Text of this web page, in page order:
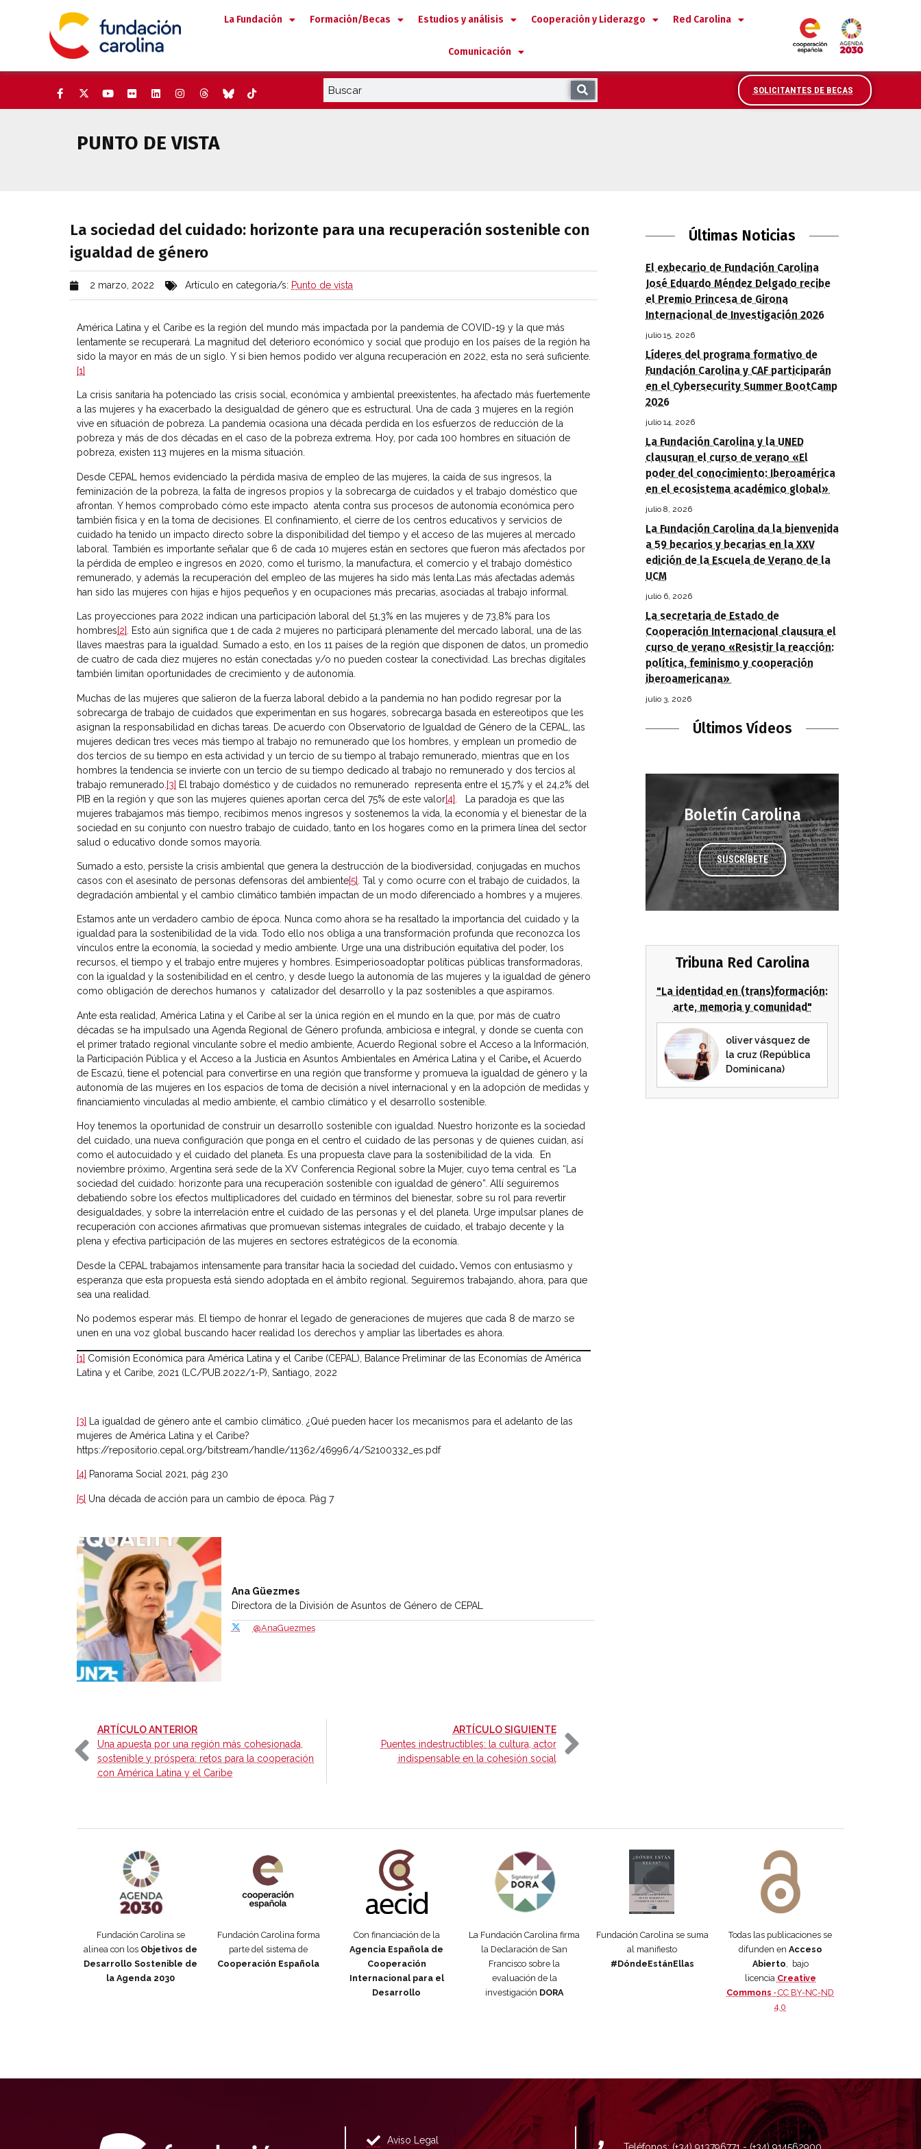
La Fundación Formación/Becas Estudios y análisis Cooperación y Liderazgo Red Carolina
Comunicación
SOLICITANTES DE BECAS
PUNTO DE VISTA
La sociedad del cuidado: horizonte para una recuperación sostenible con
igualdad de género
2 marzo, 2022 Artículo en categoría/s: Punto de vista
América Latina y el Caribe es la región del mundo más impactada por la pandemia de COVID-19 y la que más
lentamente se recuperará. La magnitud del deterioro económico y social que produjo en los países de la región ha
sido la mayor en más de un siglo. Y si bien hemos podido ver alguna recuperación en 2022, esta no será suficiente.
[1]
La crisis sanitaria ha potenciado las crisis social, económica y ambiental preexistentes, ha afectado más fuertemente
a las mujeres y ha exacerbado la desigualdad de género que es estructural. Una de cada 3 mujeres en la región
vive en situación de pobreza. La pandemia ocasiona una década perdida en los esfuerzos de reducción de la
pobreza y más de dos décadas en el caso de la pobreza extrema. Hoy, por cada 100 hombres en situación de
pobreza, existen 113 mujeres en la misma situación.
Desde CEPAL hemos evidenciado la pérdida masiva de empleo de las mujeres, la caída de sus ingresos, la
feminización de la pobreza, la falta de ingresos propios y la sobrecarga de cuidados y el trabajo doméstico que
afrontan. Y hemos comprobado cómo este impacto atenta contra sus procesos de autonomía económica pero
también física y en la toma de decisiones. El confinamiento, el cierre de los centros educativos y servicios de
cuidado ha tenido un impacto directo sobre la disponibilidad del tiempo y el acceso de las mujeres al mercado
laboral. También es importante señalar que 6 de cada 10 mujeres están en sectores que fueron más afectados por
la pérdida de empleo e ingresos en 2020, como el turismo, la manufactura, el comercio y el trabajo doméstico
remunerado, y además la recuperación del empleo de las mujeres ha sido más lenta.Las más afectadas además
han sido las mujeres con hijas e hijos pequeños y en ocupaciones más precarias, asociadas al trabajo informal.
Las proyecciones para 2022 indican una participación laboral del 51,3% en las mujeres y de 73,8% para los
hombres[2]
. Esto aún significa que 1 de cada 2 mujeres no participará plenamente del mercado laboral, una de las
llaves maestras para la igualdad. Sumado a esto, en los 11 países de la región que disponen de datos, un promedio
de cuatro de cada diez mujeres no están conectadas y/o no pueden costear la conectividad. Las brechas digitales
también limitan oportunidades de crecimiento y de autonomía.
Muchas de las mujeres que salieron de la fuerza laboral debido a la pandemia no han podido regresar por la
sobrecarga de trabajo de cuidados que experimentan en sus hogares, sobrecarga basada en estereotipos que les
asignan la responsabilidad en dichas tareas. De acuerdo con Observatorio de Igualdad de Género de la CEPAL, las
mujeres dedican tres veces más tiempo al trabajo no remunerado que los hombres, y emplean un promedio de
dos tercios de su tiempo en esta actividad y un tercio de su tiempo al trabajo remunerado, mientras que en los
hombres la tendencia se invierte con un tercio de su tiempo dedicado al trabajo no remunerado y dos tercios al
trabajo remunerado. [3] El trabajo doméstico y de cuidados no remunerado representa entre el 15,7% y el 24,2% del
PIB en la región y que son las mujeres quienes aportan cerca del 75% de este valor[4] . La paradoja es que las
mujeres trabajamos más tiempo, recibimos menos ingresos y sostenemos la vida, la economía y el bienestar de la
sociedad en su conjunto con nuestro trabajo de cuidado, tanto en los hogares como en la primera línea del sector
salud o educativo donde somos mayoría.
Sumado a esto, persiste la crisis ambiental que genera la destrucción de la biodiversidad, conjugadas en muchos
casos con el asesinato de personas defensoras del ambiente[5] . Tal y como ocurre con el trabajo de cuidados, la
degradación ambiental y el cambio climático también impactan de un modo diferenciado a hombres y a mujeres.
Estamos ante un verdadero cambio de época. Nunca como ahora se ha resaltado la importancia del cuidado y la
igualdad para la sostenibilidad de la vida. Todo ello nos obliga a una transformación profunda que reconozca los
vínculos entre la economía, la sociedad y medio ambiente. Urge una una distribución equitativa del poder, los
recursos, el tiempo y el trabajo entre mujeres y hombres. Esimperiosoadoptar políticas públicas transformadoras,
con la igualdad y la sostenibilidad en el centro, y desde luego la autonomía de las mujeres y la igualdad de género
como obligación de derechos humanos y catalizador del desarrollo y la paz sostenibles a que aspiramos.
Ante esta realidad, América Latina y el Caribe al ser la única región en el mundo en la que, por más de cuatro
décadas se ha impulsado una Agenda Regional de Género profunda, ambiciosa e integral, y donde se cuenta con
el primer tratado regional vinculante sobre el medio ambiente, Acuerdo Regional sobre el Acceso a la Información,
la Participación Pública y el Acceso a la Justicia en Asuntos Ambientales en América Latina y el Caribe, el Acuerdo
de Escazú, tiene el potencial para convertirse en una región que transforme y promueva la igualdad de género y la
autonomía de las mujeres en los espacios de toma de decisión a nivel internacional y en la adopción de medidas y
financiamiento vinculadas al medio ambiente, el cambio climático y el desarrollo sostenible.
Hoy tenemos la oportunidad de construir un desarrollo sostenible con igualdad. Nuestro horizonte es la sociedad
del cuidado, una nueva configuración que ponga en el centro el cuidado de las personas y de quienes cuidan, así
como el autocuidado y el cuidado del planeta. Es una propuesta clave para la sostenibilidad de la vida. En
noviembre próximo, Argentina será sede de la XV Conferencia Regional sobre la Mujer, cuyo tema central es “La
sociedad del cuidado: horizonte para una recuperación sostenible con igualdad de género”. Allí seguiremos
debatiendo sobre los efectos multiplicadores del cuidado en términos del bienestar, sobre su rol para revertir
desigualdades, y sobre la interrelación entre el cuidado de las personas y el del planeta. Urge impulsar planes de
recuperación con acciones afirmativas que promuevan sistemas integrales de cuidado, el trabajo decente y la
plena y efectiva participación de las mujeres en sectores estratégicos de la economía.
Desde la CEPAL trabajamos intensamente para transitar hacia la sociedad del cuidado. Vemos con entusiasmo y
esperanza que esta propuesta está siendo adoptada en el ámbito regional. Seguiremos trabajando, ahora, para que
sea una realidad.
No podemos esperar más. El tiempo de honrar el legado de generaciones de mujeres que cada 8 de marzo se
unen en una voz global buscando hacer realidad los derechos y ampliar las libertades es ahora.
[1] Comisión Económica para América Latina y el Caribe (CEPAL), Balance Preliminar de las Economías de América
Latina y el Caribe, 2021 (LC/PUB.2022/1-P), Santiago, 2022
[3]
La igualdad de género ante el cambio climático. ¿Qué pueden hacer los mecanismos para el adelanto de las
mujeres de América Latina y el Caribe?
https://repositorio.cepal.org/bitstream/handle/11362/46996/4/S2100332_es.pdf
[4] Panorama Social 2021, pág 230
[5] Una década de acción para un cambio de época. Pág 7
Ana Güezmes
Directora de la División de Asuntos de Género de CEPAL
@AnaGuezmes
ARTÍCULO ANTERIOR-
Una apuesta por una región más cohesionada,
sostenible y próspera: retos para la cooperación
con América Latina y el Caribe
ARTÍCULO SIGUIENTE-
Puentes indestructibles: la cultura, actor
indispensable en la cohesión social
Últimas Noticias
El exbecario de Fundación Carolina
José Eduardo Méndez Delgado recibe
el Premio Princesa de Girona
Internacional de Investigación 2026
julio 15, 2026
Líderes del programa formativo de
Fundación Carolina y CAF participarán
en el Cybersecurity Summer BootCamp
2026
julio 14, 2026
La Fundación Carolina y la UNED
clausuran el curso de verano «El
poder del conocimiento: Iberoamérica
en el ecosistema académico global»
julio 8, 2026
La Fundación Carolina da la bienvenida
a 59 becarios y becarias en la XXV
edición de la Escuela de Verano de la
UCM
julio 6, 2026
La secretaria de Estado de
Cooperación Internacional clausura el
curso de verano «Resistir la reacción:
política, feminismo y cooperación
iberoamericana»
julio 3, 2026
Últimos Vídeos
Boletín Carolina
SUSCRÍBETE
Tribuna Red Carolina
"La identidad en (trans)formación:
arte, memoria y comunidad"
oliver vásquez de
la cruz (República
Dominicana)
Fundación Carolina se
alinea con los Objetivos de
Desarrollo Sostenible de
la Agenda 2030
Fundación Carolina forma
parte del sistema de
Cooperación Española
Con financiación de la
Agencia Española de
Cooperación
Internacional para el
Desarrollo
La Fundación Carolina firma
la Declaración de San
Francisco sobre la
evaluación de la
investigación DORA
Fundación Carolina se suma
al manifiesto
#DóndeEstánEllas
Todas las publicaciones se
difunden en Acceso
Abierto , bajo
licencia Creative
Commons ·CC BY-NC-ND
4.0
Aviso Legal